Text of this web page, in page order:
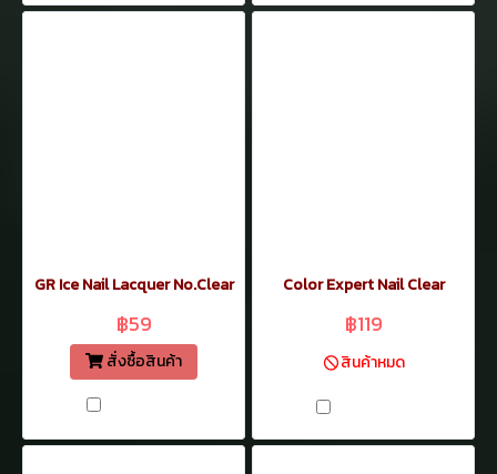
GR Ice Nail Lacquer No.Clear
฿59
สั่งซื้อสินค้า
Color Expert Nail Clear
฿119
สินค้าหมด